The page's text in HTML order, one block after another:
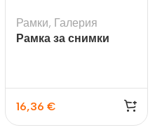
Рамки, Галерия
Рамка за снимки
16,36 €